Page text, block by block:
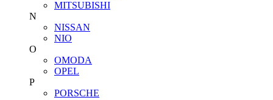
MITSUBISHI
N
NISSAN
NIO
O
OMODA
OPEL
P
PORSCHE